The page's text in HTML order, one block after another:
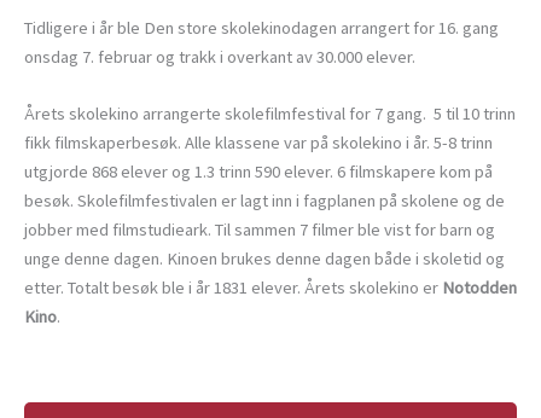
Tidligere i år ble Den store skolekinodagen arrangert for 16. gang
onsdag 7. februar og trakk i overkant av 30.000 elever.
Årets skolekino arrangerte skolefilmfestival for 7 gang. 5 til 10 trinn
fikk filmskaperbesøk. Alle klassene var på skolekino i år. 5-8 trinn
utgjorde 868 elever og 1.3 trinn 590 elever. 6 filmskapere kom på
besøk. Skolefilmfestivalen er lagt inn i fagplanen på skolene og de
jobber med filmstudieark. Til sammen 7 filmer ble vist for barn og
unge denne dagen. Kinoen brukes denne dagen både i skoletid og
etter. Totalt besøk ble i år 1831 elever. Årets skolekino er Notodden
Kino.